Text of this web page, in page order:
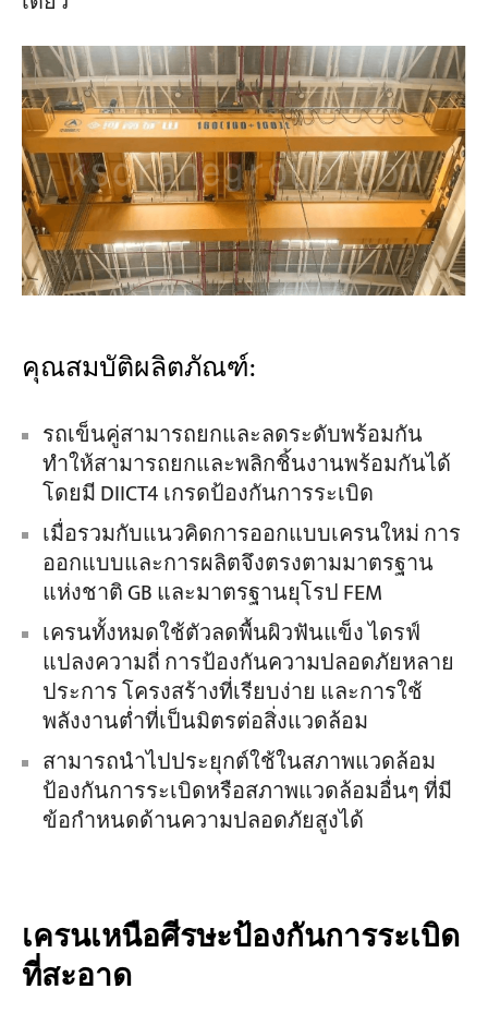
คุณสมบัติผลิตภัณฑ์:
รถเข็นคู่สามารถยกและลดระดับพร้อมกัน
ทำให้สามารถยกและพลิกชิ้นงานพร้อมกันได้
โดยมี DIICT4 เกรดป้องกันการระเบิด
เมื่อรวมกับแนวคิดการออกแบบเครนใหม่ การ
ออกแบบและการผลิตจึงตรงตามมาตรฐาน
แห่งชาติ GB และมาตรฐานยุโรป FEM
เครนทั้งหมดใช้ตัวลดพื้นผิวฟันแข็ง ไดรฟ์
แปลงความถี่ การป้องกันความปลอดภัยหลาย
ประการ โครงสร้างที่เรียบง่าย และการใช้
พลังงานต่ำที่เป็นมิตรต่อสิ่งแวดล้อม
สามารถนำไปประยุกต์ใช้ในสภาพแวดล้อม
ป้องกันการระเบิดหรือสภาพแวดล้อมอื่นๆ ที่มี
ข้อกำหนดด้านความปลอดภัยสูงได้
เครนเหนือศีรษะป้องกันการระเบิด
ที่สะอาด